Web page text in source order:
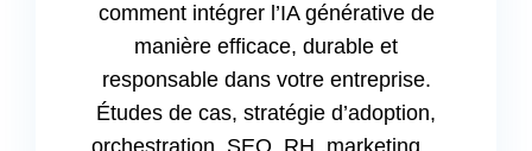
comment intégrer l’IA générative de
manière efficace, durable et
responsable dans votre entreprise.
Études de cas, stratégie d’adoption,